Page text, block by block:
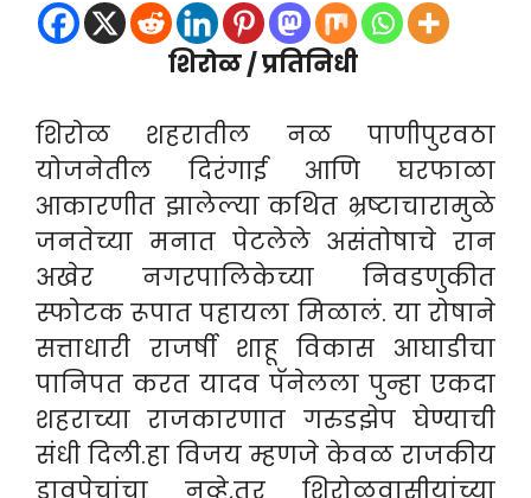
शिरोळ / प्रतिनिधी
शिरोळ शहरातील नळ पाणीपुरवठा
योजनेतील दिरंगाई आणि घरफाळा
आकारणीत झालेल्या कथित भ्रष्टाचारामुळे
जनतेच्या मनात पेटलेले असंतोषाचे रान
अखेर नगरपालिकेच्या निवडणुकीत
स्फोटक रूपात पहायला मिळालं. या रोषाने
सत्ताधारी राजर्षी शाहू विकास आघाडीचा
पानिपत करत यादव पॅनेलला पुन्हा एकदा
शहराच्या राजकारणात गरुडझेप घेण्याची
संधी दिली.हा विजय म्हणजे केवळ राजकीय